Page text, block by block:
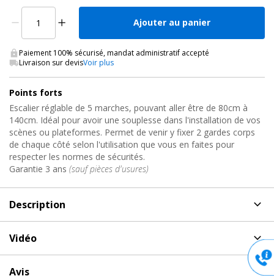
Ajouter au panier
Paiement 100% sécurisé, mandat administratif accepté
Livraison sur devisVoir plus
Points forts
Escalier réglable de 5 marches, pouvant aller être de 80cm à
140cm. Idéal pour avoir une souplesse dans l'installation de vos
scènes ou plateformes. Permet de venir y fixer 2 gardes corps
de chaque côté selon l'utilisation que vous en faites pour
respecter les normes de sécurités.
Garantie 3 ans (sauf pièces d'usures)
Description
Contestage
Escalier réglable pour faciliter vos installations de
Vidéo
Avis